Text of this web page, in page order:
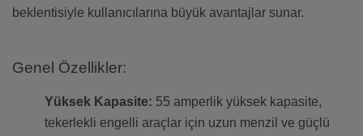
beklentisiyle kullanıcılarına büyük avantajlar sunar.
Genel Özellikler:
Yüksek Kapasite: 55 amperlik yüksek kapasite,
tekerlekli engelli araçlar için uzun menzil ve güçlü